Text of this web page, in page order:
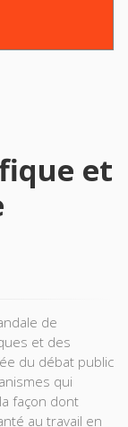
et
de
et des
du débat public
qui
façon dont
au travail en